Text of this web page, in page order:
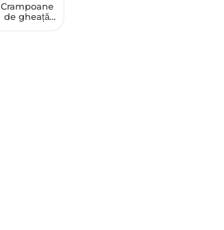
Crampoane
de gheață